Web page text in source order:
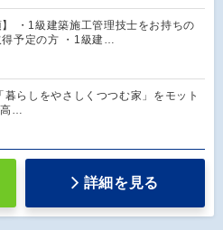
】 ・1級建築施工管理技士をお持ちの
得予定の方 ・1級建…
らしをやさしくつつむ家」をモット
高…
詳細を見る